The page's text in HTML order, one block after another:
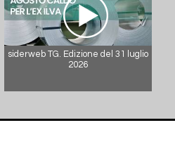
siderweb TG. Edizione del 31 luglio
2026